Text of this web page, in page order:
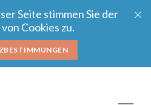
Seite stimmen Sie der
Cookies zu.